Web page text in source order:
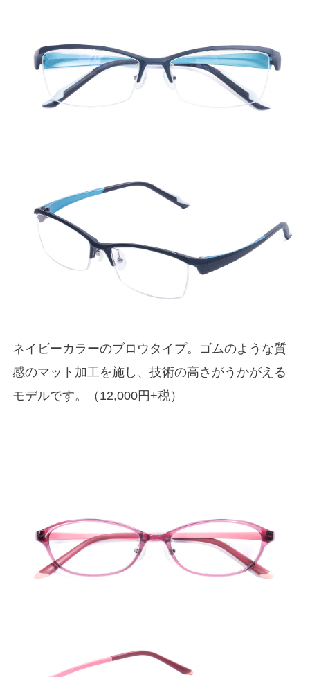
ネイビーカラーのブロウタイプ。ゴムのような質
感のマット加工を施し、技術の高さがうかがえる
モデルです。（12,000円+税）